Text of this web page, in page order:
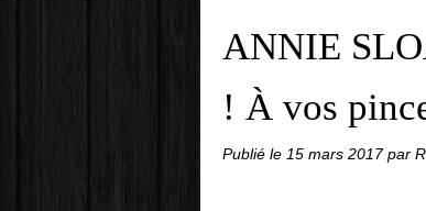
ANNIE
! À vos
Publié le 15 mars 2017par